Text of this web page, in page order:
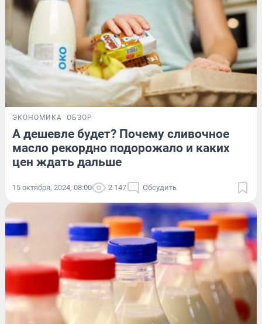
ЭКОНОМИКА ОБЗОР
А дешевле будет? Почему сливочное
масло рекордно подорожало и каких
цен ждать дальше
15 октября, 2024, 08:00 2 147 Обсудить